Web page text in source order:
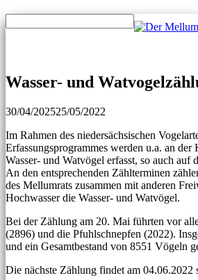
Zum
Inhalt
Zum
Inhalt
Wasser- und
30/04/202525/05/2022
Im Rahmen des niedersächsischen
Erfassungsprogrammes werden u.a. an der
Wasser- und Watvögel erfasst, so auch auf
An den entsprechenden Zählterminen
des Mellumrats zusammen mit anderen
Hochwasser die Wasser- und Watvögel.
Bei der Zählung am 20. Mai führten vor
(2896) und die Pfuhlschnepfen (2022).
und ein Gesamtbestand von 8551 Vögeln
Die nächste Zählung findet am 04.06.2022